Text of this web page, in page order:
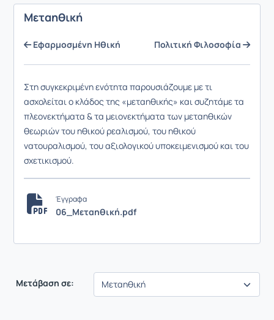
Μεταηθική
Εφαρμοσμένη Ηθική Πολιτική Φιλοσοφία
Στη συγκεκριμένη ενότητα παρουσιάζουμε με τι
ασχολείται ο κλάδος της «μεταηθικής» και συζητάμε τα
πλεονεκτήματα & τα μειονεκτήματα των μεταηθικών
θεωριών του ηθικού ρεαλισμού, του ηθικού
νατουραλισμού, του αξιολογικού υποκειμενισμού και του
σχετικισμού.
Έγγραφα
06_Μεταηθική.pdf
Μετάβαση σε: